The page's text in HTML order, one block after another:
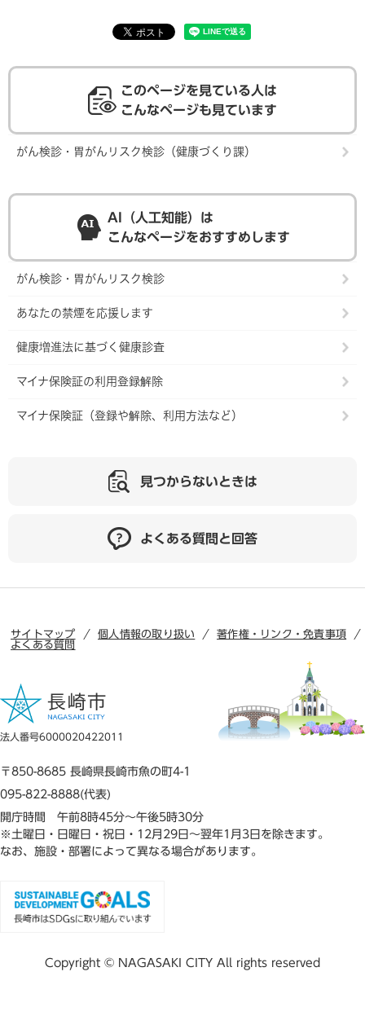
このページを見ている人は
こんなページも見ています
がん検診・胃がんリスク検診（健康づくり課）
AI（人工知能）は
こんなページをおすすめします
がん検診・胃がんリスク検診
あなたの禁煙を応援します
健康増進法に基づく健康診査
マイナ保険証の利用登録解除
マイナ保険証（登録や解除、利用方法など）
見つからないときは
よくある質問と回答
サイトマップ 個人情報の取り扱い
著作権・リンク・免責事項
よくある質問
法人番号6000020422011
〒850-8685 長崎県長崎市魚の町4-1
095-822-8888(代表)
開庁時間 午前8時45分～午後5時30分
※土曜日・日曜日・祝日・12月29日～翌年1月3日を除きます。
なお、施設・部署によって異なる場合があります。
Copyright © NAGASAKI CITY All rights reserved